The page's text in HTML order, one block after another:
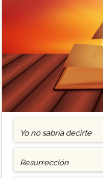
Yo no sabría decirte
Resurrección